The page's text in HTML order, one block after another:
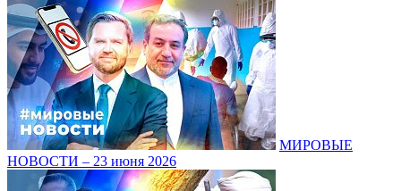
МИРОВЫЕ
НОВОСТИ – 23 июня 2026